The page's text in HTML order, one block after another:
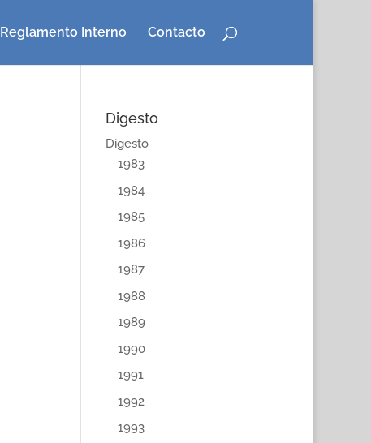
Reglamento Interno Contacto
Digesto
Digesto
1983
1984
1985
1986
1987
1988
1989
1990
1991
1992
1993